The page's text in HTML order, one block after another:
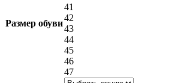
Размер обуви
41
42
43
44
45
46
47